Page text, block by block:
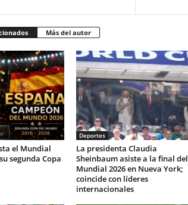
Más del autor
el Mundial
segunda Copa
Deportes
La presidenta Claudia
Sheinbaum asiste a la final del
Mundial 2026 en Nueva York;
coincide con líderes
internacionales